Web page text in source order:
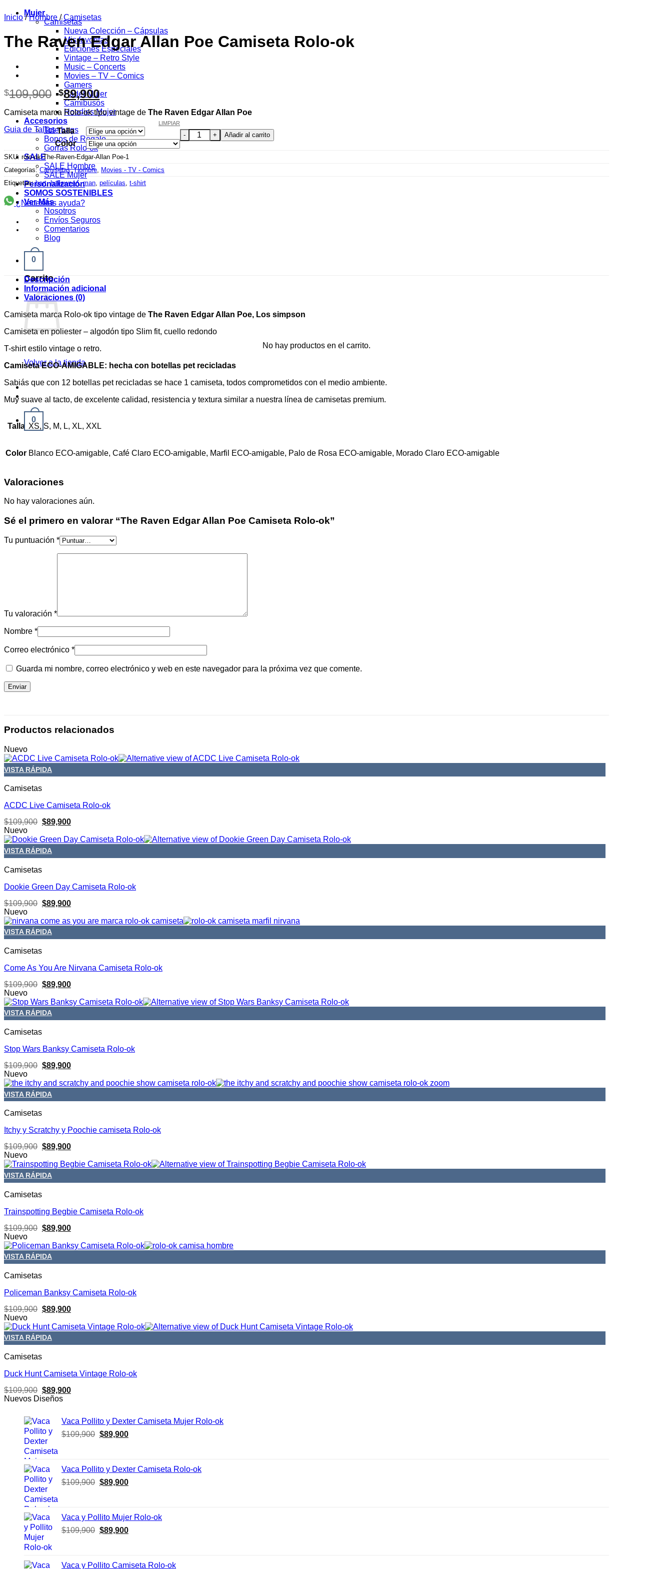
Mujer
Camisetas
Nueva Colección – Cápsulas
Mis favoritas
Ediciones Especiales
Vintage – Retro Style
Music – Concerts
Movies – TV – Comics
Gamers
Padel Mujer
Camibusos
Hoodies Mujer
Accesorios
Tote bags
Bonos de Regalo
Gorras Rolo-ok
SALE
SALE Hombre
SALE Mujer
Personalización
SOMOS SOSTENIBLES
Ver Más
Nosotros
Envíos Seguros
Comentarios
Blog
0
Carrito
No hay productos en el carrito.
Volver a la tienda
0
Inicio / Hombre / Camisetas
The Raven Edgar Allan Poe Camiseta Rolo-ok
$109,900 El
precio
original
era:
$109,900.
$89,900El
precio
actual
es:
$89,900.
Camiseta marca Rolo-ok tipo vintage de The Raven Edgar Allan Poe
Guia de Tallas Talla
Color
LIMPIAR
The Raven Edgar Allan Poe Camiseta Rolo-ok cantidad
Añadir al carrito
SKU: rolo-ok-The-Raven-Edgar-Allan Poe-1
Categorías:Camisetas,Hombre
Movies - TV - Comics
Etiquetas:bart,halloween,man películas t-shirt
¿Necesitas ayuda?
Descripción
Información adicional
Valoraciones (0)
Camiseta marca Rolo-ok tipo vintage de The Raven Edgar Allan Poe, Los simpson
Camiseta en poliester – algodón tipo Slim fit, cuello redondo
T-shirt estilo vintage o retro.
Camiseta ECO-AMIGABLE: hecha con botellas pet recicladas
Sabiás que con 12 botellas pet recicladas se hace 1 camiseta, todos comprometidos con el medio ambiente.
Muy suave al tacto, de excelente calidad, resistencia y textura similar a nuestra línea de camisetas premium.
Talla XS, S, M, L, XL, XXL
Color Blanco ECO-amigable, Café Claro ECO-amigable, Marfil ECO-amigable, Palo de Rosa ECO-amigable, Morado Claro ECO-amigable
Valoraciones
No hay valoraciones aún.
Sé el primero en valorar “The Raven Edgar Allan Poe Camiseta Rolo-ok”
Tu puntuación *
Tu valoración *
Nombre *
Correo electrónico *
Guarda mi nombre, correo electrónico y web en este navegador para la próxima vez que comente.
Productos relacionados
Nuevo
VISTA RÁPIDA
Camisetas
ACDC Live Camiseta Rolo-ok
$109,900 El
original
era:
$109,900.
$89,900El
actual
es:
Nuevo
VISTA RÁPIDA
Camisetas
Dookie Green Day Camiseta Rolo-ok
$109,900 El
original
era:
$109,900.
$89,900El
actual
es:
Nuevo
VISTA RÁPIDA
Camisetas
Come As You Are Nirvana Camiseta Rolo-ok
$109,900 El
original
era:
$109,900.
$89,900El
actual
es:
Nuevo
VISTA RÁPIDA
Camisetas
Stop Wars Banksy Camiseta Rolo-ok
$109,900 El
original
era:
$109,900.
$89,900El
actual
es:
Nuevo
VISTA RÁPIDA
Camisetas
Itchy y Scratchy y Poochie camiseta Rolo-ok
$109,900 El
original
era:
$109,900.
$89,900El
actual
es:
Nuevo
VISTA RÁPIDA
Camisetas
Trainspotting Begbie Camiseta Rolo-ok
$109,900 El
original
era:
$109,900.
$89,900El
actual
es:
Nuevo
VISTA RÁPIDA
Camisetas
Policeman Banksy Camiseta Rolo-ok
$109,900 El
original
era:
$109,900.
$89,900El
actual
es:
Nuevo
VISTA RÁPIDA
Camisetas
Duck Hunt Camiseta Vintage Rolo-ok
$109,900 El
precio
$109,900.
$89,900El
$89,900.
Nuevos Diseños
Vaca Pollito y Dexter Camiseta Mujer Rolo-ok
$109,900 El
era:
$109,900.
$89,900El
es:
$89,900.
Vaca Pollito y Dexter Camiseta Rolo-ok
$109,900 El
era:
$109,900.
$89,900El
es:
$89,900.
Vaca y Pollito Mujer Rolo-ok
$109,900 El
era:
$89,900El
es:
Vaca y Pollito Camiseta Rolo-ok